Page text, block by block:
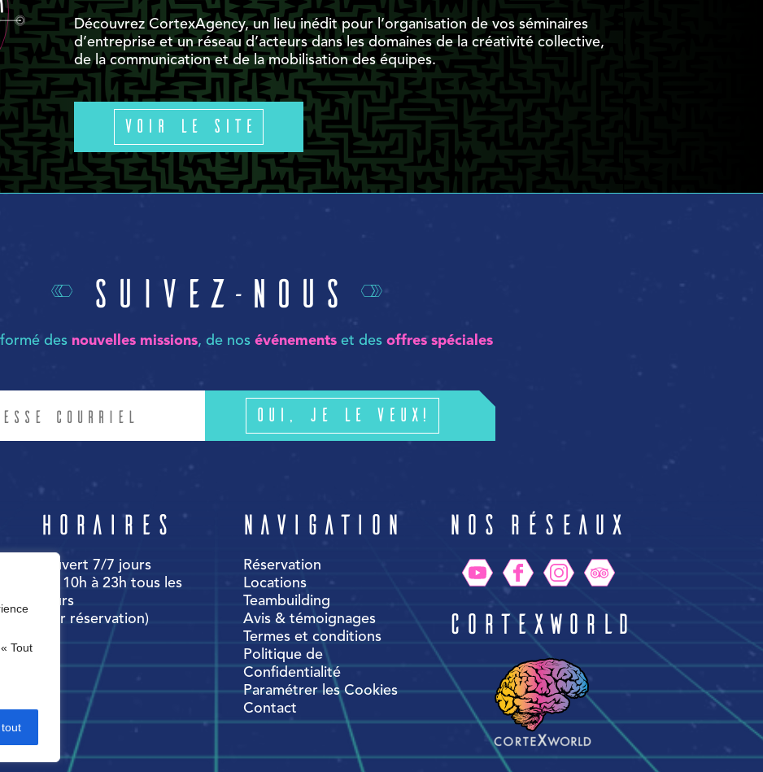
Tout
Découvrez CortexAgency, un lieu inédit pour l’organisation de vos séminaires
d’entreprise et un réseau d’acteurs dans les domaines de la créativité collective,
de la communication et de la mobilisation des équipes.
Voir le site
Suivez-nous
des nouvelles missions, de nos événementset des offres spéciales
Oui, je le veux!
Horaires
Ouvert 7/7 jours
de 10h à 23h tous les
jours
(sur réservation)
Navigation
Réservation
Locations
Teambuilding
Avis & témoignages
Termes et conditions
Politique de
Confidentialité
Paramétrer les Cookies
Contact
Nos réseaux
CortexWorld